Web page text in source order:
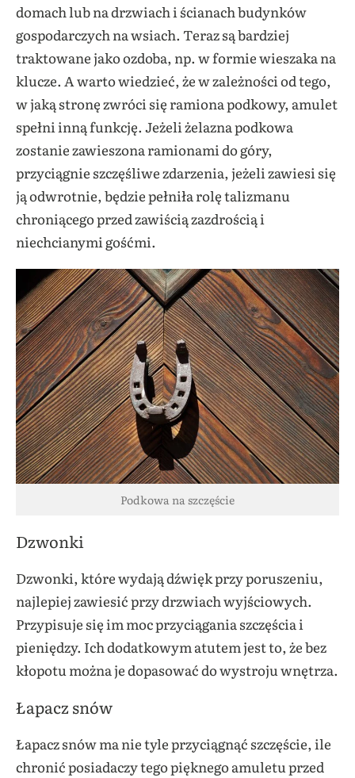
domach lub na drzwiach i ścianach budynków
gospodarczych na wsiach. Teraz są bardziej
traktowane jako ozdoba, np. w formie wieszaka na
klucze. A warto wiedzieć, że w zależności od tego,
w jaką stronę zwróci się ramiona podkowy, amulet
spełni inną funkcję. Jeżeli żelazna podkowa
zostanie zawieszona ramionami do góry,
przyciągnie szczęśliwe zdarzenia, jeżeli zawiesi się
ją odwrotnie, będzie pełniła rolę talizmanu
chroniącego przed zawiścią zazdrością i
niechcianymi gośćmi.
Podkowa na szczęście
Dzwonki
Dzwonki, które wydają dźwięk przy poruszeniu,
najlepiej zawiesić przy drzwiach wyjściowych.
Przypisuje się im moc przyciągania szczęścia i
pieniędzy. Ich dodatkowym atutem jest to, że bez
kłopotu można je dopasować do wystroju wnętrza.
Łapacz snów
Łapacz snów ma nie tyle przyciągnąć szczęście, ile
chronić posiadaczy tego pięknego amuletu przed